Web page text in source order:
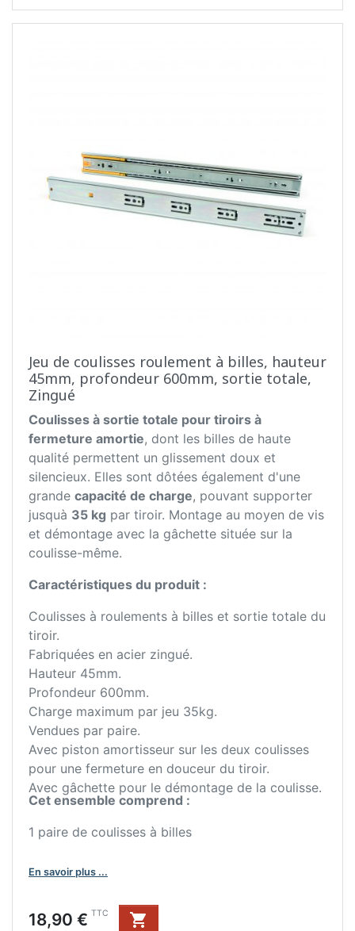
Jeu de coulisses roulement à billes, hauteur
45mm, profondeur 600mm, sortie totale,
Zingué
Coulisses à sortie totale pour tiroirs à
fermeture amortie, dont les billes de haute
qualité permettent un glissement doux et
silencieux. Elles sont dôtées également d'une
grande capacité de charge, pouvant supporter
jusquà 35 kg par tiroir. Montage au moyen de vis
et démontage avec la gâchette située sur la
coulisse-même.
Caractéristiques du produit :
Coulisses à roulements à billes et sortie totale du
tiroir.
Fabriquées en acier zingué.
Hauteur 45mm.
Profondeur 600mm.
Charge maximum par jeu 35kg.
Vendues par paire.
Avec piston amortisseur sur les deux coulisses
pour une fermeture en douceur du tiroir.
Avec gâchette pour le démontage de la coulisse.
Cet ensemble comprend :
1 paire de coulisses à billes
En savoir plus ...
Prix
18,90 € TTC
